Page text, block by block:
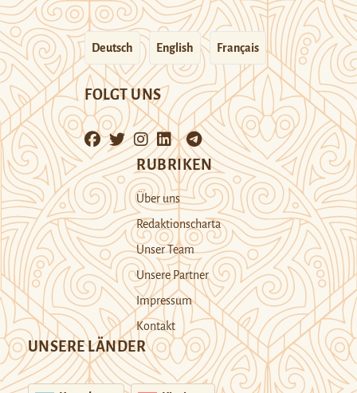
Deutsch English Français
FOLGT UNS
RUBRIKEN
Über uns
Redaktionscharta
Unser Team
Unsere Partner
Impressum
Kontakt
UNSERE LÄNDER